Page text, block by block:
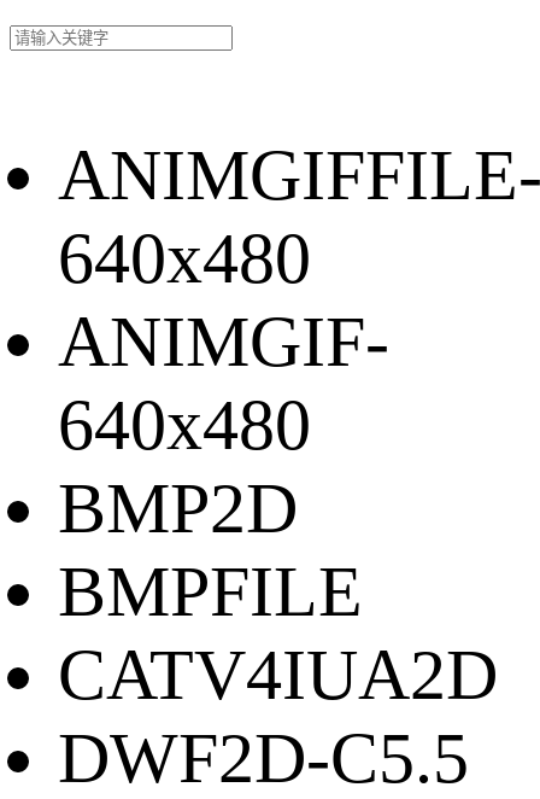
640x480
ANIMGIF-
640x480
BMP2D
BMPFILE
CATV4IUA2D
DWF2D-C5.5